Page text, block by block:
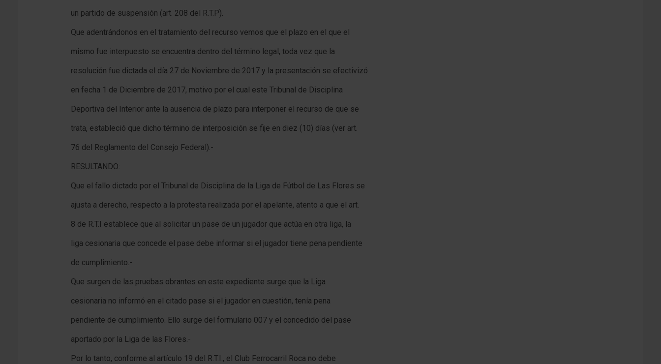
un partido de suspensión (art. 208 del R.T.P).
Que adentrándonos en el tratamiento del recurso vemos que el plazo en el que el
mismo fue interpuesto se encuentra dentro del término legal, toda vez que la
resolución fue dictada el día 27 de Noviembre de 2017 y la presentación se efectivizó
en fecha 1 de Diciembre de 2017, motivo por el cual este Tribunal de Disciplina
Deportiva del Interior ante la ausencia de plazo para interponer el recurso de que se
trata, estableció que dicho término de interposición se fije en diez (10) días (ver art.
76 del Reglamento del Consejo Federal).-
RESULTANDO:
Que el fallo dictado por el Tribunal de Disciplina de la Liga de Fútbol de Las Flores se
ajusta a derecho, respecto a la protesta realizada por el apelante, atento a que el art.
8 de R.T.I establece que al solicitar un pase de un jugador que actúa en otra liga, la
liga cesionaria que concede el pase debe informar si el jugador tiene pena pendiente
de cumplimiento.-
Que surgen de las pruebas obrantes en este expediente surge que la Liga
cesionaria no informó en el citado pase si el jugador en cuestión, tenía pena
pendiente de cumplimiento. Ello surge del formulario 007 y el concedido del pase
aportado por la Liga de las Flores.-
Por lo tanto, conforme al artículo 19 del R.T.I., el Club Ferrocarril Roca no debe